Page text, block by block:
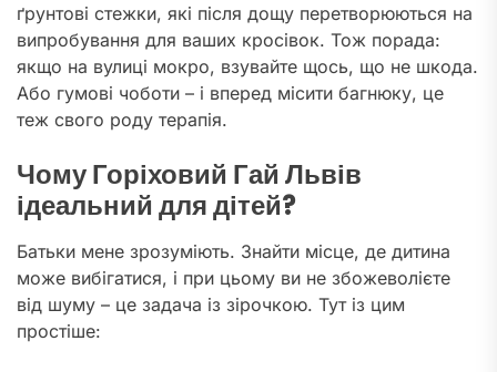
ґрунтові стежки, які після дощу перетворюються на
випробування для ваших кросівок. Тож порада:
якщо на вулиці мокро, взувайте щось, що не шкода.
Або гумові чоботи – і вперед місити багнюку, це
теж свого роду терапія.
Чому Горіховий Гай Львів
ідеальний для дітей?
Батьки мене зрозуміють. Знайти місце, де дитина
може вибігатися, і при цьому ви не збожеволієте
від шуму – це задача із зірочкою. Тут із цим
простіше: